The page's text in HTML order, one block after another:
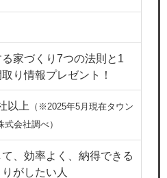
る家づくり7つの法則と1
り情報プレゼント！
以上
（※2025年5月現在タウン
式会社調べ）
、効率よく、納得できる
がしたい人